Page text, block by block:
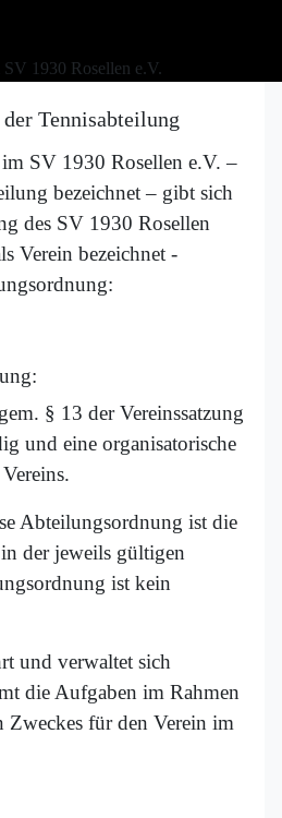
Tennisabteilung
SV 1930 Rosellen e.V. –
bezeichnet – gibt sich
des SV 1930 Rosellen
Verein bezeichnet -
§ 13 der Vereinssatzung
und eine organisatorische
Abteilungsordnung ist die
der jeweils gültigen
ist kein
und verwaltet sich
die Aufgaben im Rahmen
Zweckes für den Verein im